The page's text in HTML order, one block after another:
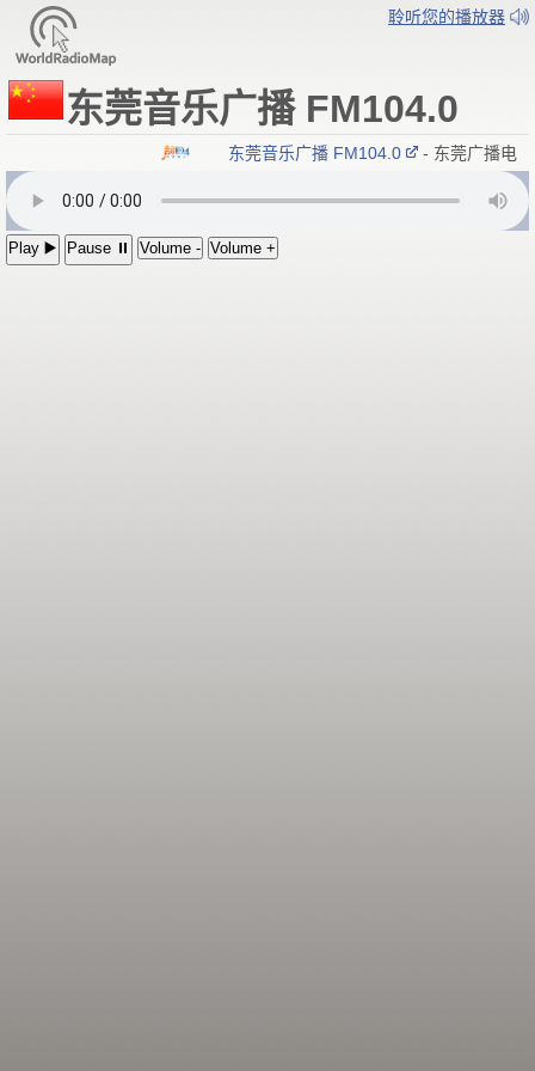
聆听您的播放器
东莞音乐广播 FM104.0
东莞音乐广播 FM104.0 - 东莞广播电视
Play ▶️ Pause ⏸ Volume - Volume +